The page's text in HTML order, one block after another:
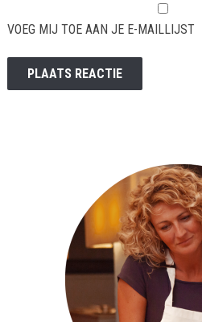
VOEG MIJ TOE AAN JE E-MAILLIJST